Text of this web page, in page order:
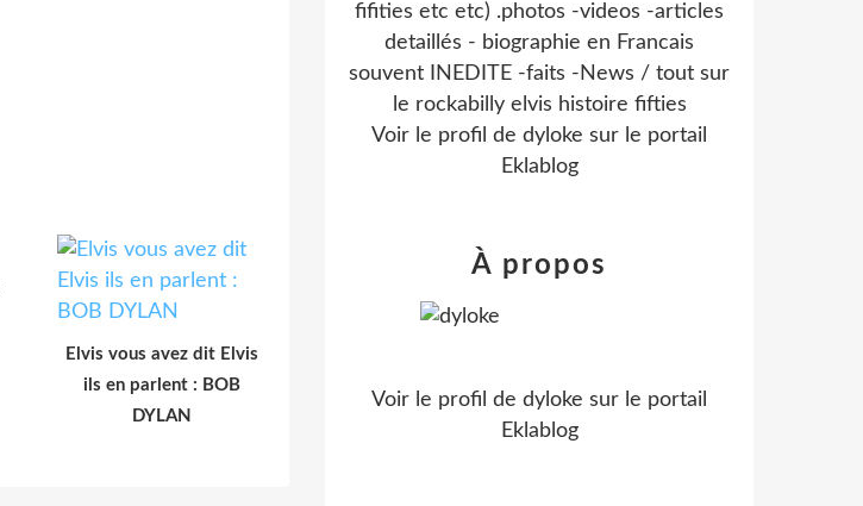
Elvis vous avez dit Elvis
ils en parlent : BOB
DYLAN
fifities etc etc) .photos -videos -articles
detaillés - biographie en Francais
souvent INEDITE -faits -News / tout sur
le rockabilly elvis histoire fifties
Voir le profil de dyloke sur le portail
Eklablog
À propos
Voir le profil de dyloke sur le portail
Eklablog